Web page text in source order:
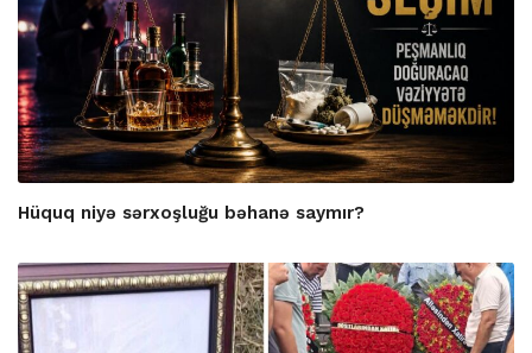
Hüquq niyə sərxoşluğu bəhanə saymır?